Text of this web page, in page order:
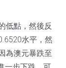
低點，然後反
水平，然
為澳元暴跌至